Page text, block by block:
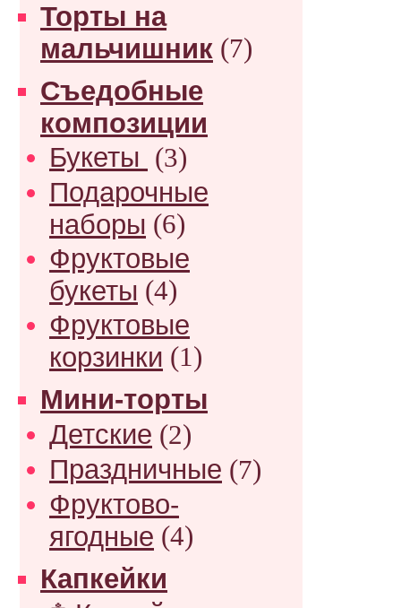
Торты на
мальчишник (7)
Съедобные
композиции
Букеты (3)
Подарочные
наборы (6)
Фруктовые
букеты (4)
Фруктовые
корзинки (1)
Мини-торты
Детские (2)
Праздничные (7)
Фруктово-
ягодные (4)
Капкейки